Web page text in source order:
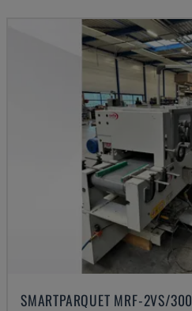
SMARTPARQUET MRF-2VS/300